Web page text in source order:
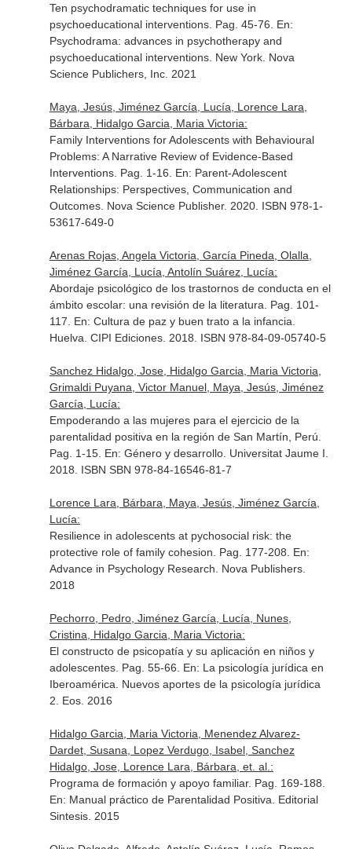
Ten psychodramatic techniques for use in
psychoeducational interventions. Pag. 45-76. En:
Psychodrama: advances in psychotherapy and
psychoeducational interventions. New York. Nova
Science Publichers, Inc. 2021
Maya, Jesús, Jiménez García, Lucía, Lorence Lara,
Bárbara, Hidalgo Garcia, Maria Victoria:
Family Interventions for Adolescents with Behavioural
Problems: A Narrative Review of Evidence-Based
Interventions. Pag. 1-16. En: Parent-Adolescent
Relationships: Perspectives, Communication and
Outcomes. Nova Science Publisher. 2020. ISBN 978-1-
53617-649-0
Arenas Rojas, Angela Victoria, García Pineda, Olalla,
Jiménez García, Lucía, Antolín Suárez, Lucía:
Abordaje psicológico de los trastornos de conducta en el
ámbito escolar: una revisión de la literatura. Pag. 101-
117. En: Cultura de paz y buen trato a la infancia
Huelva. CIPI Ediciones. 2018. ISBN 978-84-09-05740-5
Sanchez Hidalgo, Jose, Hidalgo Garcia, Maria Victoria,
Grimaldi Puyana, Victor Manuel, Maya, Jesús, Jiménez
García, Lucía:
Empoderando a las mujeres para el ejercicio de la
parentalidad positiva en la región de San Martín, Perú.
Pag. 1-15. En: Género y desarrollo. Universitat Jaume I.
2018. ISBN SBN 978-84-16546-81-7
Lorence Lara, Bárbara, Maya, Jesús, Jiménez García,
Lucía:
Resilience in adolescents at pychosocial risk: the
protective role of family cohesion. Pag. 177-208. En:
Advance in Psychology Research . Nova Publishers.
2018
Pechorro, Pedro, Jiménez García, Lucía, Nunes,
Cristina, Hidalgo Garcia, Maria Victoria:
El constructo de psicopatía y su aplicación en niños y
adolescentes. Pag. 55-66. En: La psicología jurídica en
Iberoamérica. Nuevos aportes de la psicología jurídica
2 . Eos. 2016
Hidalgo Garcia, Maria Victoria, Menendez Alvarez-
Dardet, Susana, Lopez Verdugo, Isabel, Sanchez
Hidalgo, Jose, Lorence Lara, Bárbara, et. al.:
Programa de formación y apoyo familiar. Pag. 169-188.
En: Manual práctico de Parentalidad Positiva . Editorial
Sintesis. 2015